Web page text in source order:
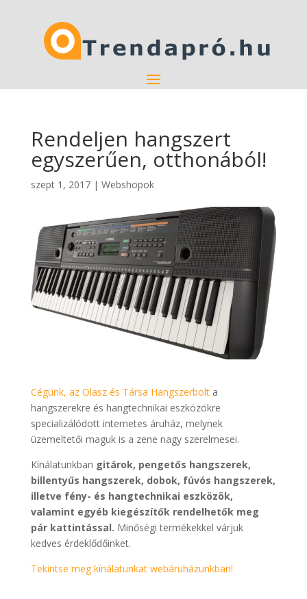
Rendeljen hangszert
egyszerűen, otthonából!
szept 1, 2017| Webshopok
Cégünk, az Olasz és Társa Hangszerbolta
hangszerekre és hangtechnikai eszközökre
specializálódott internetes áruház, melynek
üzemeltetői maguk is a zene nagy szerelmesei.
Kínálatunkban gitárok, pengetős hangszerek,
billentyűs hangszerek, dobok, fúvós hangszerek,
illetve fény- és hangtechnikai eszközök,
valamint egyéb kiegészítők rendelhetők meg
pár kattintással. Minőségi termékekkel várjuk
kedves érdeklődőinket.
Tekintse meg kínálatunkat webáruházunkban!